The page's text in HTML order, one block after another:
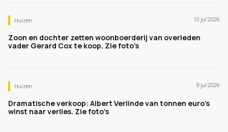
Huizen 10 jul 2026
Zoon en dochter zetten woonboerderij van overleden
vader Gerard Cox te koop. Zie foto's
Huizen 9 jul 2026
Dramatische verkoop: Albert Verlinde van tonnen euro's
winst naar verlies. Zie foto's